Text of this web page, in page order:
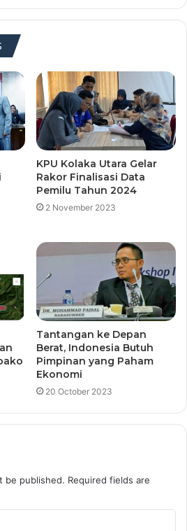
KPU Kolaka Utara Gelar
Rakor Finalisasi Data
Pemilu Tahun 2024
2 November 2023
Tantangan ke Depan
Berat, Indonesia Butuh
Pimpinan yang Paham
Ekonomi
20 October 2023
be published. Required fields are